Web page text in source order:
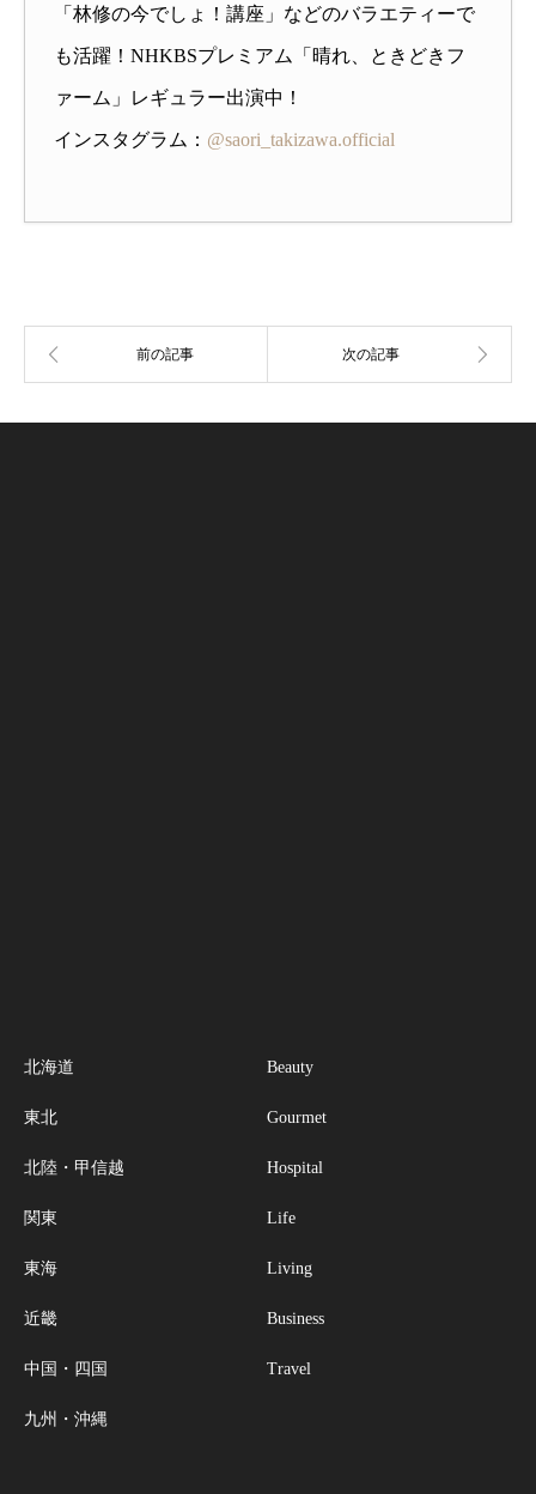
「林修の今でしょ！講座」などのバラエティーで
も活躍！NHKBSプレミアム「晴れ、ときどきフ
ァーム」レギュラー出演中！
インスタグラム： @saori_takizawa.official
北海道
東北
北陸・甲信越
関東
東海
近畿
中国・四国
九州・沖縄
Beauty
Gourmet
Hospital
Life
Living
Business
Travel